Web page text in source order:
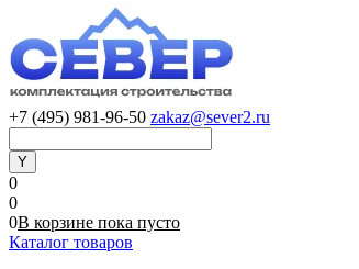
+7 (495) 981-96-50 zakaz@sever2.ru
0
0
0В корзине пока пусто
Каталог товаров